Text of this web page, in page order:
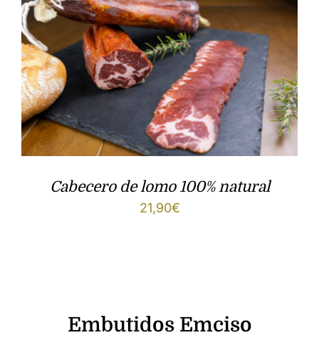
Cabecero de lomo 100% natural
21,90€
Embutidos Emciso